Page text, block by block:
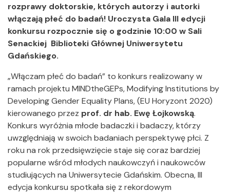
rozprawy doktorskie, których autorzy i autorki
włączają płeć do badań! Uroczysta Gala III edycji
konkursu rozpocznie się o godzinie 10:00 w Sali
Senackiej Biblioteki Głównej Uniwersytetu
Gdańskiego.
„Włączam płeć do badań” to konkurs realizowany w
ramach projektu MINDtheGEPs, Modifying Institutions by
Developing Gender Equality Plans, (EU Horyzont 2020)
kierowanego przez prof. dr hab. Ewę Łojkowską.
Konkurs wyróżnia młode badaczki i badaczy, którzy
uwzględniają w swoich badaniach perspektywę płci. Z
roku na rok przedsięwzięcie staje się coraz bardziej
popularne wśród młodych naukowczyń i naukowców
studiujących na Uniwersytecie Gdańskim. Obecna, III
edycja konkursu spotkała się z rekordowym